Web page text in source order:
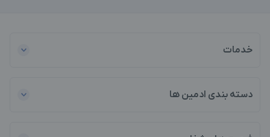
خدمات
دسته بندی ادمین ها